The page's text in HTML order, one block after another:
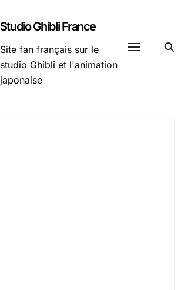
Studio Ghibli France
Site fan français sur le
studio Ghibli et l'animation
japonaise